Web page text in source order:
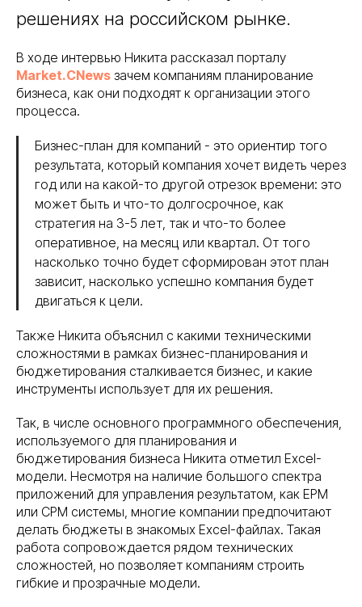
решениях на российском рынке.
В ходе интервью Никита рассказал порталу
Market.CNews зачем компаниям планирование
бизнеса, как они подходят к организации этого
процесса.
Бизнес-план для компаний - это ориентир того
результата, который компания хочет видеть через
год или на какой-то другой отрезок времени: это
может быть и что-то долгосрочное, как
стратегия на 3-5 лет, так и что-то более
оперативное, на месяц или квартал. От того
насколько точно будет сформирован этот план
зависит, насколько успешно компания будет
двигаться к цели.
Также Никита объяснил с какими техническими
сложностями в рамках бизнес-планирования и
бюджетирования сталкивается бизнес, и какие
инструменты использует для их решения.
Так, в числе основного программного обеспечения,
используемого для планирования и
бюджетирования бизнеса Никита отметил Excel-
модели. Несмотря на наличие большого спектра
приложений для управления результатом, как EPM
или CPM системы, многие компании предпочитают
делать бюджеты в знакомых Excel-файлах. Такая
работа сопровождается рядом технических
сложностей, но позволяет компаниям строить
гибкие и прозрачные модели.